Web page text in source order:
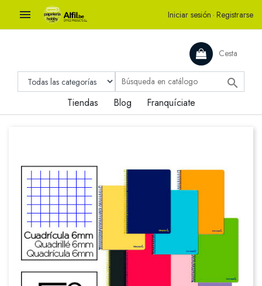
 Iniciar sesión · Registrarse
Cesta

Tiendas Blog Franquíciate